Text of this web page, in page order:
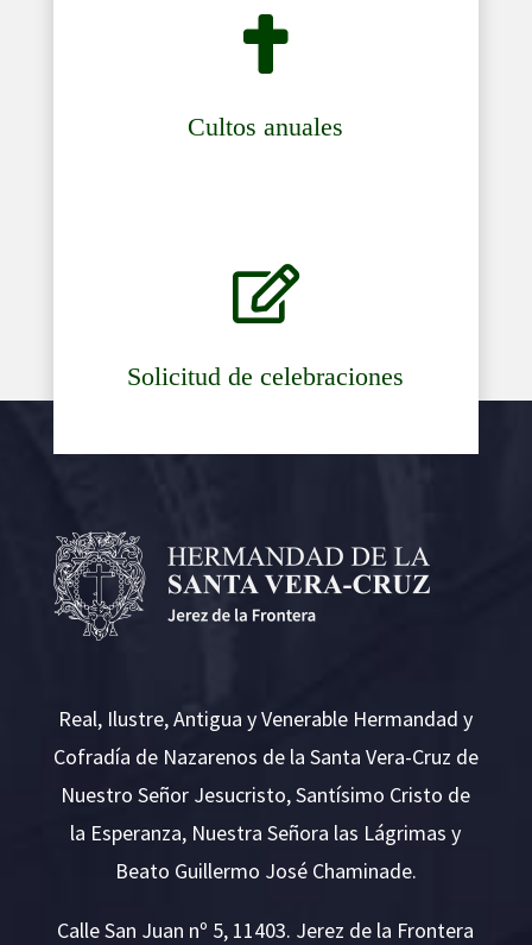

Cultos anuales

Solicitud de celebraciones
Real, Ilustre, Antigua y Venerable Hermandad y
Cofradía de Nazarenos de la Santa Vera-Cruz de
Nuestro Señor Jesucristo, Santísimo Cristo de
la Esperanza, Nuestra Señora las Lágrimas y
Beato Guillermo José Chaminade.
Calle San Juan nº 5, 11403. Jerez de la Frontera